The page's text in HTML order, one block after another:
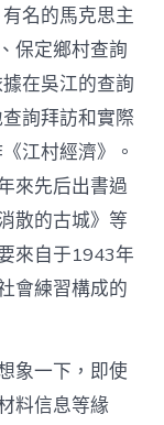
名的馬克思主
保定鄉村查詢
在吳江的查詢
詢拜訪和實際
江村經濟》。
來先后出書過
散的古城》等
來自于1943年
會練習構成的
象一下，即使
料信息等緣